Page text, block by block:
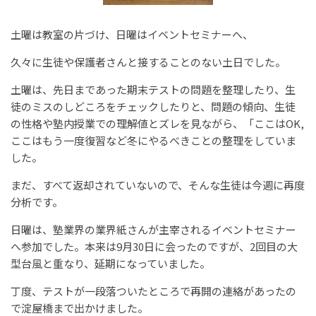
土曜は教室の片づけ、日曜はイベントセミナーへ、
久々に生徒や保護者さんと接することのない土日でした。
土曜は、先日まであった期末テストの問題を整理したり、生
徒のミスのしどころをチェックしたりと、問題の傾向、生徒
の性格や塾内授業での理解値とズレを見ながら、「ここはOK,
ここはもう一度復習など冬にやるべきことの整理をしていま
した。
まだ、すべて返却されていないので、そんな生徒は今週に再度
分析です。
日曜は、塾業界の業界紙さんが主宰されるイベントセミナー
へ参加でした。本来は9月30日に会ったのですが、2回目の大
型台風と重なり、延期になっていました。
丁度、テストが一段落ついたところで再開の連絡があったの
で淀屋橋まで出かけました。